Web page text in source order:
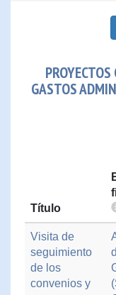
GASTOS
Título
Visita de
seguimiento
de los
convenios y